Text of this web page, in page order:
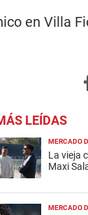
en Villa
LEÍDAS
MERCADO
La vieja
Maxi
MERCADO